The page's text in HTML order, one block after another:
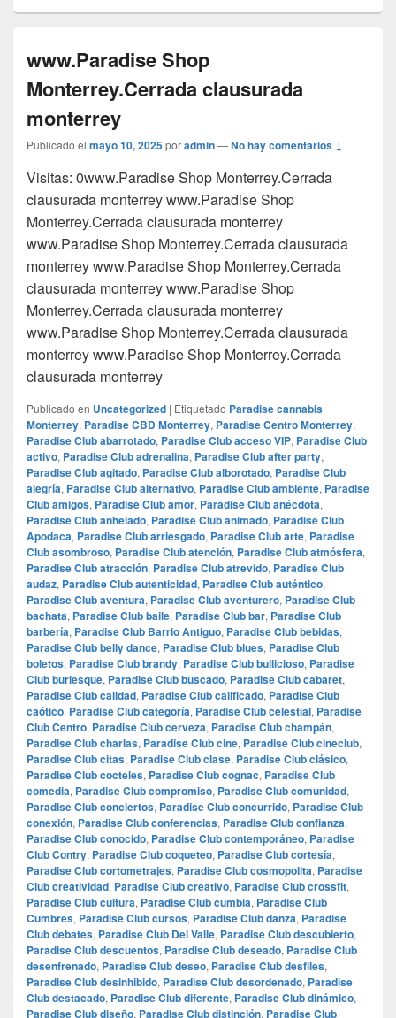
www.Paradise Shop
Monterrey.Cerrada clausurada
monterrey
Publicado el mayo 10, 2025poradmin—No hay comentarios ↓
Visitas: 0www.Paradise Shop Monterrey.Cerrada
clausurada monterrey www.Paradise Shop
Monterrey.Cerrada clausurada monterrey
www.Paradise Shop Monterrey.Cerrada clausurada
monterrey www.Paradise Shop Monterrey.Cerrada
clausurada monterrey www.Paradise Shop
Monterrey.Cerrada clausurada monterrey
www.Paradise Shop Monterrey.Cerrada clausurada
monterrey www.Paradise Shop Monterrey.Cerrada
clausurada monterrey
Publicado en Uncategorized | Etiquetado Paradise cannabis
Monterrey, Paradise CBD Monterrey, Paradise Centro Monterrey,
Paradise Club abarrotado, Paradise Club acceso VIP, Paradise Club
activo, Paradise Club adrenalina, Paradise Club after party,
Paradise Club agitado, Paradise Club alborotado, Paradise Club
alegría, Paradise Club alternativo, Paradise Club ambiente, Paradise
Club amigos, Paradise Club amor, Paradise Club anécdota,
Paradise Club anhelado, Paradise Club animado, Paradise Club
Apodaca, Paradise Club arriesgado, Paradise Club arte, Paradise
Club asombroso, Paradise Club atención, Paradise Club atmósfera,
Paradise Club atracción, Paradise Club atrevido, Paradise Club
audaz, Paradise Club autenticidad, Paradise Club auténtico,
Paradise Club aventura, Paradise Club aventurero, Paradise Club
bachata, Paradise Club baile, Paradise Club bar, Paradise Club
barbería, Paradise Club Barrio Antiguo, Paradise Club bebidas,
Paradise Club belly dance, Paradise Club blues, Paradise Club
boletos, Paradise Club brandy, Paradise Club bullicioso, Paradise
Club burlesque, Paradise Club buscado, Paradise Club cabaret,
Paradise Club calidad, Paradise Club calificado, Paradise Club
caótico, Paradise Club categoría, Paradise Club celestial, Paradise
Club Centro, Paradise Club cerveza, Paradise Club champán,
Paradise Club charlas, Paradise Club cine, Paradise Club cineclub,
Paradise Club citas, Paradise Club clase, Paradise Club clásico,
Paradise Club cocteles, Paradise Club cognac, Paradise Club
comedia, Paradise Club compromiso, Paradise Club comunidad,
Paradise Club conciertos, Paradise Club concurrido, Paradise Club
conexión, Paradise Club conferencias, Paradise Club confianza,
Paradise Club conocido, Paradise Club contemporáneo, Paradise
Club Contry, Paradise Club coqueteo, Paradise Club cortesía,
Paradise Club cortometrajes, Paradise Club cosmopolita, Paradise
Club creatividad, Paradise Club creativo, Paradise Club crossfit,
Paradise Club cultura, Paradise Club cumbia, Paradise Club
Cumbres, Paradise Club cursos, Paradise Club danza, Paradise
Club debates, Paradise Club Del Valle, Paradise Club descubierto,
Paradise Club descuentos, Paradise Club deseado, Paradise Club
desenfrenado, Paradise Club deseo, Paradise Club desfiles,
Paradise Club desinhibido, Paradise Club desordenado, Paradise
Club destacado, Paradise Club diferente, Paradise Club dinámico,
Paradise Club diseño, Paradise Club distinción, Paradise Club